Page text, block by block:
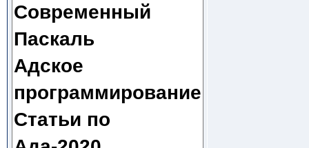
Современный
Паскаль
Адское
программирование
Статьи по